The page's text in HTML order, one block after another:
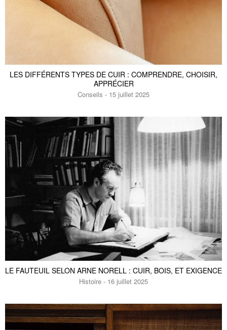
LES DIFFÉRENTS TYPES DE CUIR : COMPRENDRE, CHOISIR,
APPRÉCIER
Conseils - 15 juillet 2025
LE FAUTEUIL SELON ARNE NORELL : CUIR, BOIS, ET EXIGENCE
Histoire - 16 juillet 2025